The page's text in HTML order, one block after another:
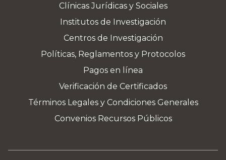
Clínicas Jurídicas y Sociales
Institutos de Investigación
Centros de Investigación
Políticas, Reglamentos y Protocolos
Pagos en línea
Verificación de Certificados
Términos Legales y Condiciones Generales
Convenios Recursos Públicos